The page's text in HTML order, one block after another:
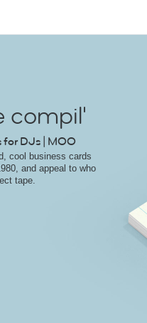
compil'
for DJs | MOO
cool business cards
and appeal to who
tape.